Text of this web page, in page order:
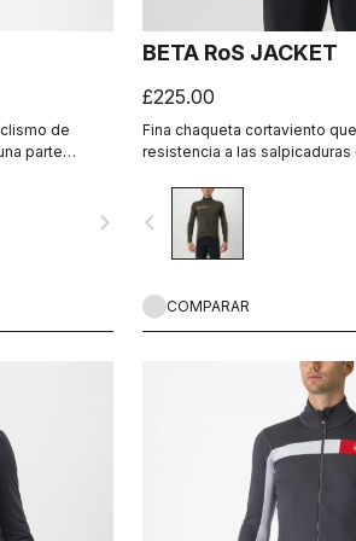
de
parte
navigate_next
BETA RoS JACKET
£225.00
Fina chaqueta cortaviento
resistencia a las salpicaduras
para una prenda de altas
para las salidas de alta
primavera, y en todos los
navigate_before
COMPARAR